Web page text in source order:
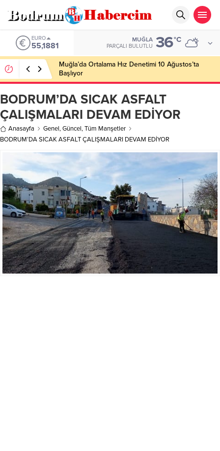
EURO
55,1881
MUĞLA
PARÇALI BULUTLU 36°C
Muğla’da Ortalama Hız Denetimi 10 Ağustos’ta
Başlıyor
BODRUM’DA SICAK ASFALT
ÇALIŞMALARI DEVAM EDİYOR
Anasayfa Genel,Güncel,Tüm Manşetler
BODRUM’DA SICAK ASFALT ÇALIŞMALARI DEVAM EDİYOR